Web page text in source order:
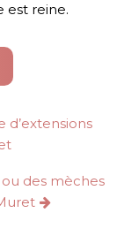
est reine.
d’extensions
des mèches